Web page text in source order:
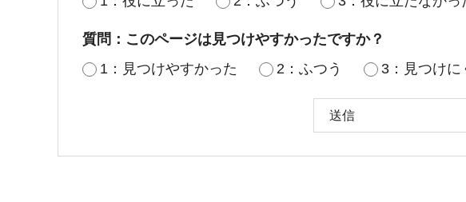
質問：このページは見つけやすかったですか？
1：見つけやすかった
2：ふつう 3：見つけに